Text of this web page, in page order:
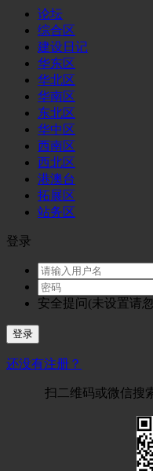
论坛
综合区
建设日记
华东区
华北区
华南区
东北区
华中区
西南区
西北区
港澳台
拓展区
站务区
登录
安全提问(未设置请
登录
还没有注册？
扫二维码或微信搜